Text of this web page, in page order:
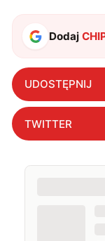
Dodaj
UDOSTĘPNIJ
TWITTER